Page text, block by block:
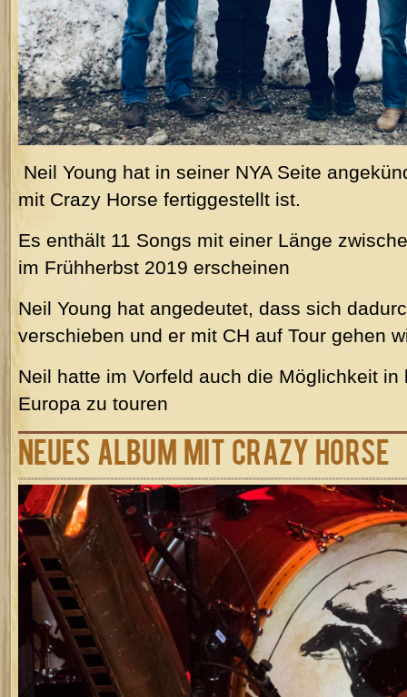
Neil Young hat in seiner NYA Seite
mit Crazy Horse fertiggestellt ist.
Es enthält 11 Songs mit einer Länge
im Frühherbst 2019 erscheinen
Neil Young hat angedeutet, dass sich
verschieben und er mit CH auf Tour gehen
Neil hatte im Vorfeld auch die Möglichkeit
Europa zu touren
Neues Album mit Crazy Horse